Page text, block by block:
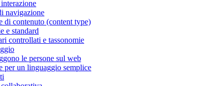
navigazione
di contenuto (content type)
e standard
controllati e tassonomie
le persone sul web
per un linguaggio semplice